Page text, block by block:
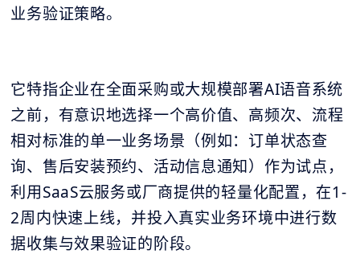
业务验证策略。
它特指企业在全面采购或大规模部署AI语音系统
之前，有意识地选择一个高价值、高频次、流程
相对标准的单一业务场景（例如：订单状态查
询、售后安装预约、活动信息通知）作为试点，
利用SaaS云服务或厂商提供的轻量化配置，在1-
2周内快速上线，并投入真实业务环境中进行数
据收集与效果验证的阶段。